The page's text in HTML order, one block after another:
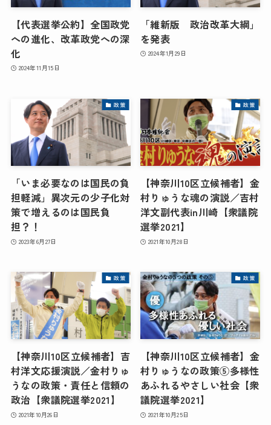
【代表選挙公約】全国政党
への進化、改革政党への深
化
2024年11月15日
「維新版 政治改革大綱」
を発表
2024年1月29日
政策
「いま必要なのは国民の負
担軽減」異次元の少子化対
策で増えるのは国民負
担？！
2023年6月27日
政策
【神奈川10区立候補者】金
村りゅうな魂の演説／吉村
洋文副代表in川崎【衆議院
選挙2021】
2021年10月28日
政策
【神奈川10区立候補者】吉
村洋文応援演説／金村りゅ
うなの政策・責任と信頼の
政治【衆議院選挙2021】
2021年10月26日
政策
【神奈川10区立候補者】金
村りゅうなの政策⑤多様性
あふれるやさしい社会【衆
議院選挙2021】
2021年10月25日